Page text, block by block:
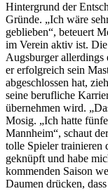
Hintergrund der
Gründe. „Ich wäre
geblieben“, beteuert
im Verein aktiv ist.
Augsburger allerdings
er erfolgreich sein
abgeschlossen hat,
seine berufliche
übernehmen wird.
Mosig. „Ich hatte
Mannheim“, schaut
tolle Spieler trainieren
geknüpft und habe
kommenden Saison
Daumen drücken,